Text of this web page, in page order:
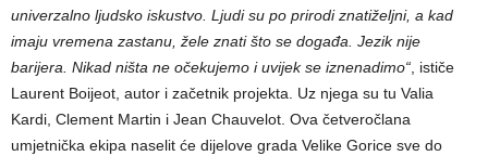
univerzalno ljudsko iskustvo. Ljudi su po prirodi znatiželjni, a kad
imaju vremena zastanu, žele znati što se događa. Jezik nije
barijera. Nikad ništa ne očekujemo i uvijek se iznenadimo“, ističe
Laurent Boijeot, autor i začetnik projekta. Uz njega su tu Valia
Kardi, Clement Martin i Jean Chauvelot. Ova četveročlana
umjetnička ekipa naselit će dijelove grada Velike Gorice sve do